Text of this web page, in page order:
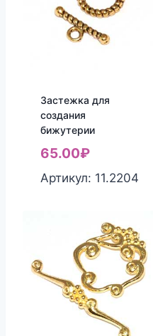
Застежка для
создания
бижутерии
65.00₽
Артикул: 11.2204